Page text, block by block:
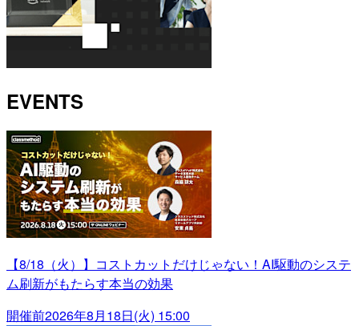
EVENTS
【8/18（火）】コストカットだけじゃない！AI駆動のシステ
ム刷新がもたらす本当の効果
開催前2026年8月18日(火) 15:00